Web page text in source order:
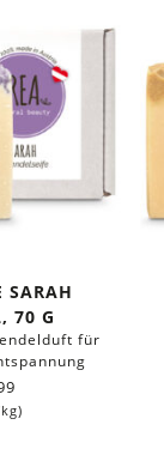
SARAH
70 G
für